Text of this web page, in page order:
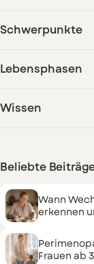
Schwerpunkte
Lebensphasen
Wissen
Beliebte
Wann
erkennen
Frauen ab